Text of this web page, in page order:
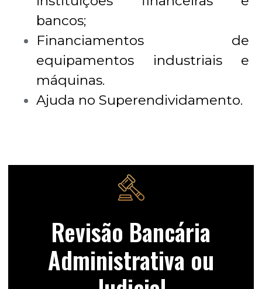
bancos;
Financiamentos de
equipamentos industriais e
máquinas.
Ajuda no Superendividamento.
Revisão Bancária
Administrativa ou